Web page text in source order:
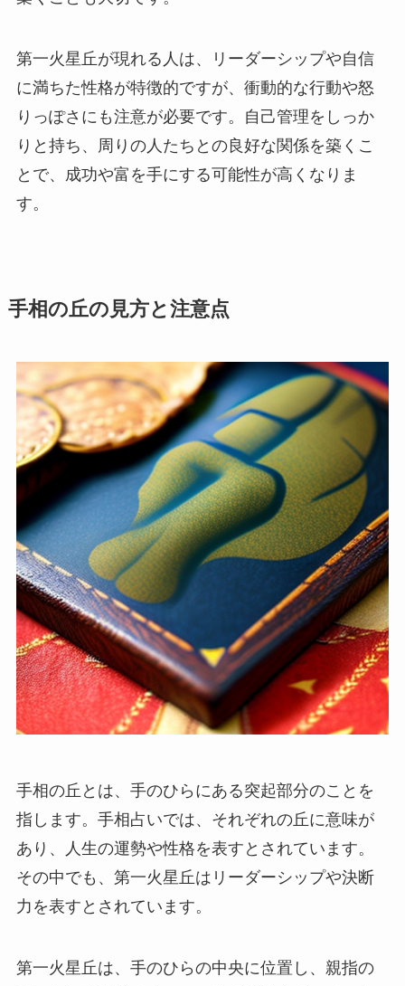
第一火星丘が現れる人は、リーダーシップや自信
に満ちた性格が特徴的ですが、衝動的な行動や怒
りっぽさにも注意が必要です。自己管理をしっか
りと持ち、周りの人たちとの良好な関係を築くこ
とで、成功や富を手にする可能性が高くなりま
す。
手相の丘の見方と注意点
手相の丘とは、手のひらにある突起部分のことを
指します。手相占いでは、それぞれの丘に意味が
あり、人生の運勢や性格を表すとされています。
その中でも、第一火星丘はリーダーシップや決断
力を表すとされています。
第一火星丘は、手のひらの中央に位置し、親指の